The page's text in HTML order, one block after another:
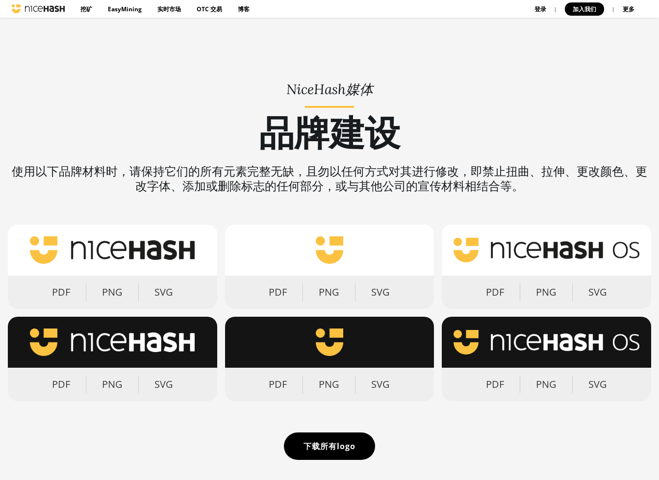
挖矿 EasyMining 实时市场 OTC 交易 博客 登录 | 加入我们 | 更多
NiceHash媒体
品牌建设
使用以下品牌材料时，请保持它们的所有元素完整无缺，且勿以任何方式对其进行修改，即禁止扭曲、拉伸、更改颜色、更
改字体、添加或删除标志的任何部分，或与其他公司的宣传材料相结合等。
PDF PNG SVG PDF PNG SVG PDF PNG SVG
PDF PNG SVG PDF PNG SVG PDF PNG SVG
下载所有logo